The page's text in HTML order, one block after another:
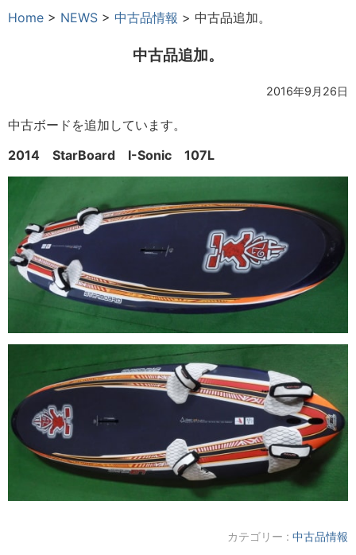
Home > NEWS > 中古品情報 > 中古品追加。
中古品追加。
2016年9月26日
中古ボードを追加しています。
2014 StarBoard I-Sonic 107L
カテゴリー : 中古品情報